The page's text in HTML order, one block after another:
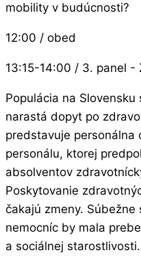
mobility v budúcnosti?
12:00 / obed
13:15-14:00 / 3. panel -
Populácia na
narastá dopyt po
predstavuje personálna
personálu, ktorej
absolventov
Poskytovanie
čakajú zmeny.
nemocníc by mala
a sociálnej